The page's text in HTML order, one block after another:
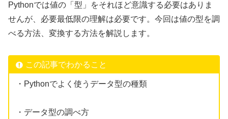
Pythonでは値の「型」をそれほど意識する必要はありま
せんが、必要最低限の理解は必要です。今回は値の型を調
べる方法、変換する方法を解説します。
この記事でわかること
・Pythonでよく使うデータ型の種類
・データ型の調べ方